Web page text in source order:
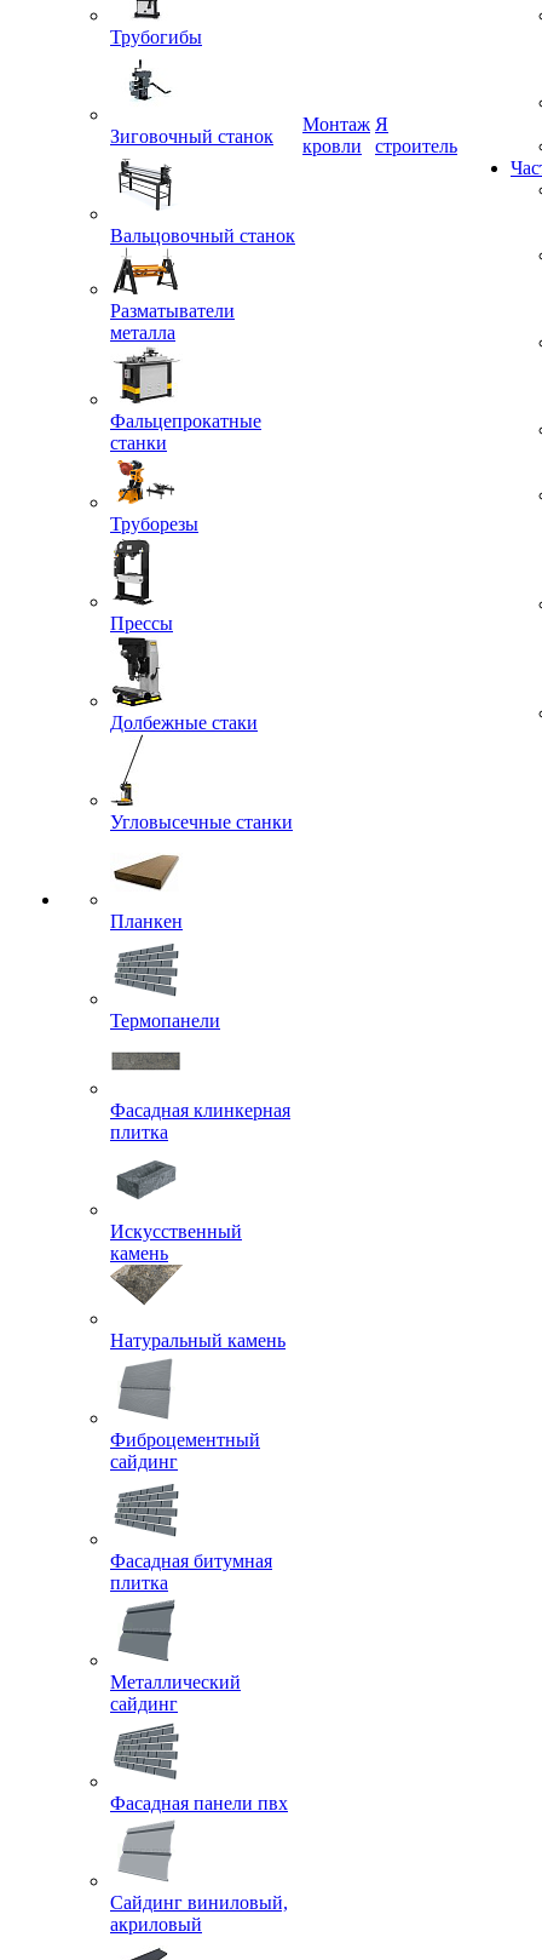
Трубогибы
Зиговочный станок
Вальцовочный станок
Разматыватели
металла
Фальцепрокатные
станки
Труборезы
Прессы
Долбежные стаки
Угловысечные станки
Планкен
Термопанели
Фасадная клинкерная
плитка
Искусственный
камень
Натуральный камень
Фиброцементный
сайдинг
Фасадная битумная
плитка
Металлический
сайдинг
Фасадная панели пвх
Сайдинг виниловый,
акриловый
Монтаж
кровли
Я
строитель